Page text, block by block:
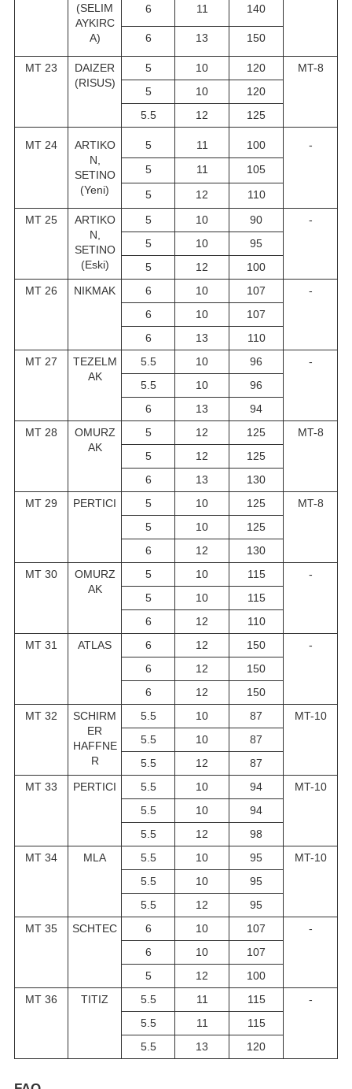
(SELIM
AYKIRC
A)
6 11 140
6 13 150
MT 23
DAIZER
(RISUS)
5 10 120
MT-8
5
10
120
5.5
12 125
MT 24
ARTIKO
N,
SETINO
(Yeni)
5 11 100
-
5
11
105
5
12
110
MT 25
ARTIKO
N,
SETINO
(Eski)
5 10 90
-
5
10
95
5
12
100
MT 26
NIKMAK 6 10 107
-
6
10
107
6
13
110
MT 27
TEZELM
AK
5.5 10 96
-
5.5
10
96
6
13
94
MT 28
OMURZ
AK
5 12 125
MT-8
5
12
125
6
13
130
MT 29
PERTICI 5 10 125
MT-8
5
10
125
6
12
130
MT 30
OMURZ
AK
5 10 115
-
5
10
115
6
12
110
MT 31
ATLAS 6 12 150
-
6
12
150
6
12
150
MT 32
SCHIRM
ER
HAFFNE
R
5.5 10 87
MT-10
5.5
10
87
5.5
12
87
MT 33
PERTICI 5.5 10 94
MT-10
5.5
10
94
5.5
12
98
MT 34
MLA 5.5 10 95
MT-10
5.5
10
95
5.5
12
95
MT 35
SCHTEC 6 10 107
-
6
10
107
5
12
100
MT 36
TITIZ 5.5 11 115
-
5.5
11
115
5.5
13 120